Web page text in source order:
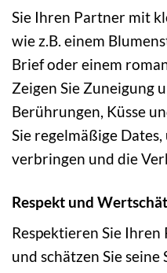
Sie Ihren Partner mit
wie z.B. einem
Brief oder einem
Zeigen Sie Zuneigung
Berührungen, Küsse
Sie regelmäßige
verbringen und die
Respekt und
Respektieren Sie
und schätzen Sie seine